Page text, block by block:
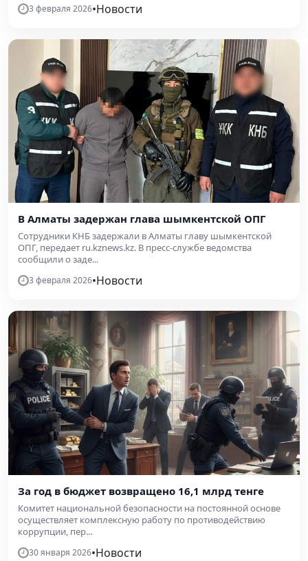
3 февраля 2026•Новости
В Алматы задержан глава шымкентской ОПГ
Сотрудники КНБ задержали в Алматы главу шымкентской
ОПГ, передает ru.kznews.kz. В пресс-службе ведомства
сообщили о заде...
3 февраля 2026•Новости
За год в бюджет возвращено 16,1 млрд тенге
Комитет национальной безопасности на постоянной основе
осуществляет комплексную работу по противодействию
коррупции, пер...
30 января 2026•Новости